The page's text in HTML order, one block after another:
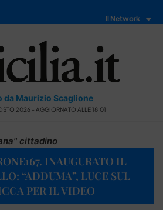
Il Network
da Maurizio Scaglione
2026 - AGGIORNATO ALLE 18:01
cittadino
INAUGURATO IL
“ADDUMA”, LUCE SUL
PER IL VIDEO